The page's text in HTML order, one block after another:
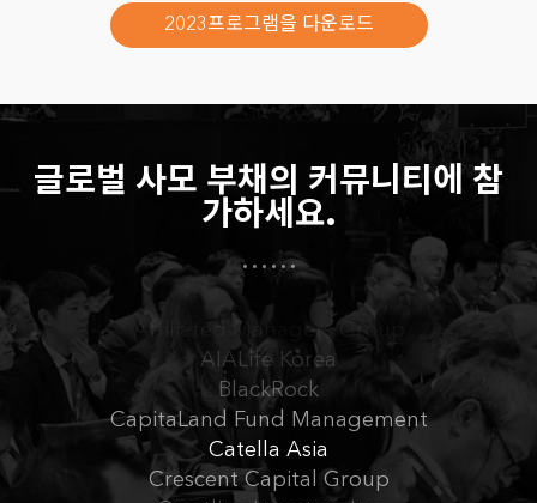
2023프로그램을 다운로드
글로벌 사모 부채의 커뮤니티에 참
가하세요.
KB Life Insurance
Korea Post Savings
Lotte Non-Life Insurance
Mirae Asset Global Investments
Northleaf Capital Partners
Nuveen
ABL Life Insurance
Affiliated Managers Group
AIALife Korea
BlackRock
CapitaLand Fund Management
Catella Asia
Crescent Capital Group
Crestline Investors Inc